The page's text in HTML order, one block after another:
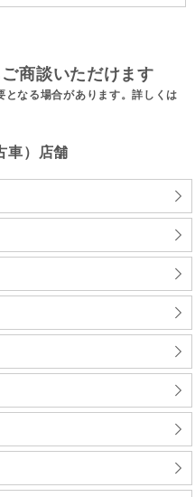
商談いただけます
なる場合があります。詳しくは
車）店舗